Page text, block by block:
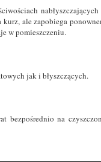
ale zapobiega
w pomieszczeniu.
jak i błyszczących.
bezpośrednio na